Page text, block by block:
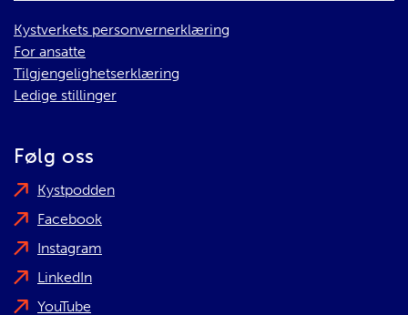
Kystverkets personvernerklæring
For ansatte
Tilgjengelighetserklæring
Ledige stillinger
Følg oss
Kystpodden
Facebook
Instagram
LinkedIn
YouTube